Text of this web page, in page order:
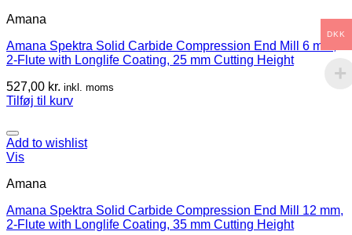
Amana
Amana Spektra Solid Carbide Compression End Mill 6 mm,
2-Flute with Longlife Coating, 25 mm Cutting Height
527,00 kr. inkl. moms
Tilføj til kurv
Add to wishlist
Vis
Amana
Amana Spektra Solid Carbide Compression End Mill 12 mm,
2-Flute with Longlife Coating, 35 mm Cutting Height
DKK